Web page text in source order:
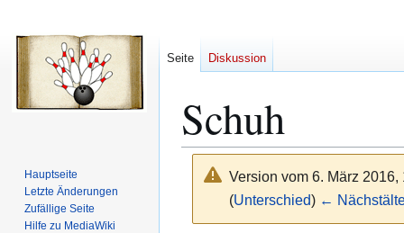
Schuh
Version vom 6. März
(Unterschied) ←
Seite Diskussion
Hauptseite
Letzte Änderungen
Zufällige Seite
Hilfe zu MediaWiki